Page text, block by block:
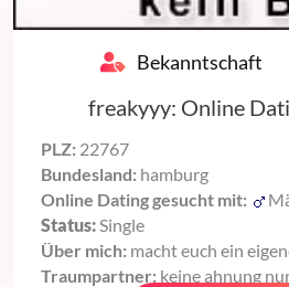
Bekanntschaft
freakyyy: Online
PLZ: 22767
Bundesland: hamburg
Online Dating gesucht mit:
Status: Single
Über mich: macht euch ein
Traumpartner: keine ahnung nur